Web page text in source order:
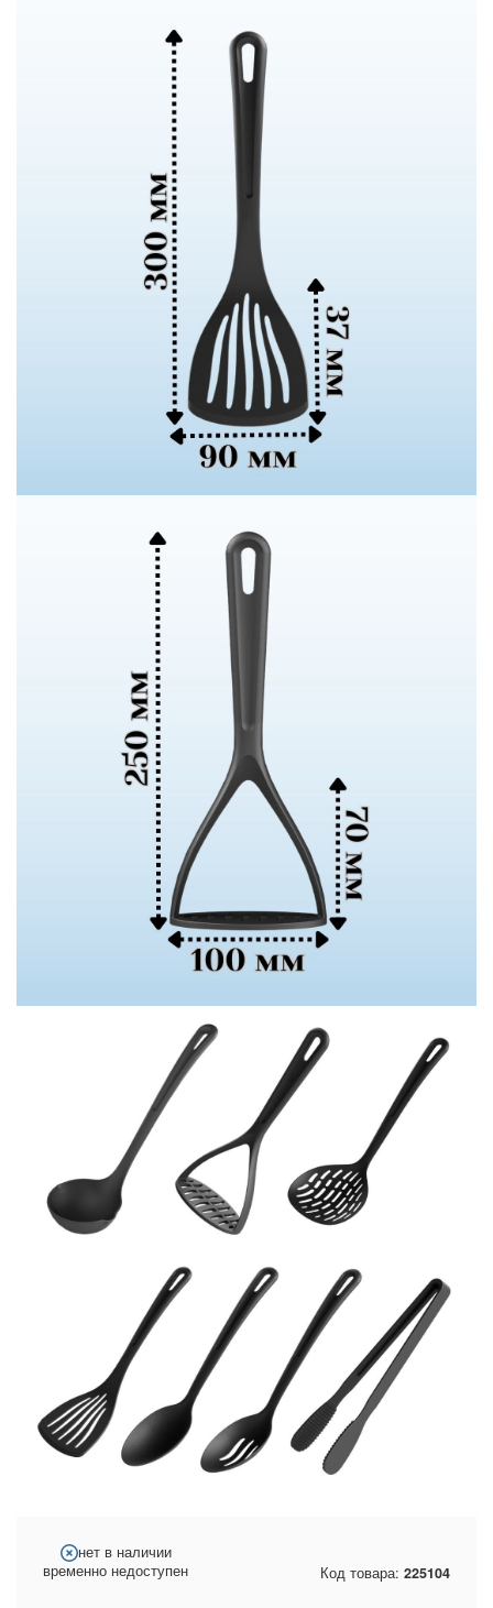
нет в наличии
временно недоступен
Код товара: 225104